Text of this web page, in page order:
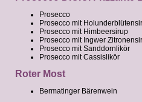
Prosecco
Prosecco mit
Prosecco mit Himbeersirup
Prosecco mit Ingwer
Prosecco mit Sanddornlikör
Prosecco mit Cassislikör
Roter Most
Bermatinger Bärenwein